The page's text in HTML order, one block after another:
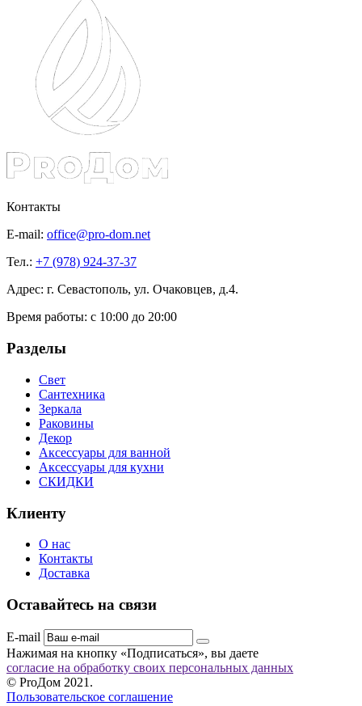
Контакты
E-mail: office@pro-dom.net
Тел.: +7 (978) 924-37-37
Адрес: г. Севастополь, ул. Очаковцев, д.4.
Время работы: с 10:00 до 20:00
Разделы
Свет
Сантехника
Зеркала
Раковины
Декор
Аксессуары для ванной
Аксессуары для кухни
СКИДКИ
Клиенту
О нас
Контакты
Доставка
Оставайтесь на связи
E-mail
Нажимая на кнопку «Подписаться», вы даете
согласие на обработку своих персональных данных
© ProДом 2021.
Пользовательское соглашение